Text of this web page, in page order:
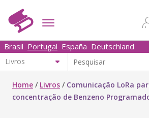
Brasil Portugal España Deutschland
Home / Livros / Comunicação LoRa
concentração de Benzeno